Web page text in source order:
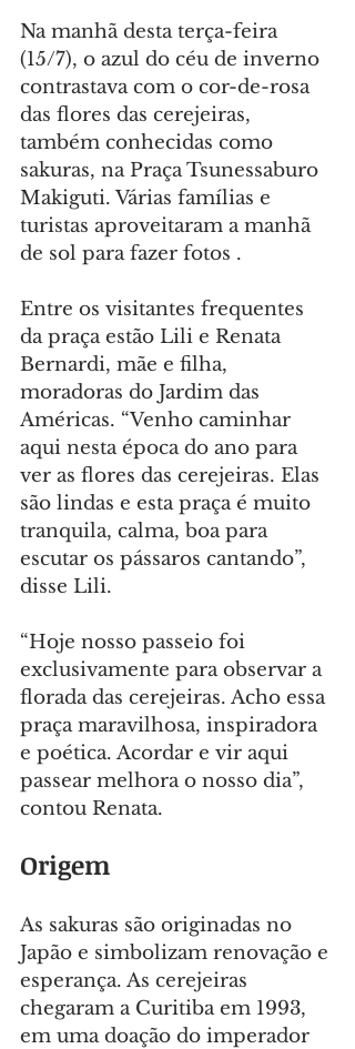
Na manhã desta terça-feira
(15/7), o azul do céu de inverno
contrastava com o cor-de-rosa
das flores das cerejeiras,
também conhecidas como
sakuras, na Praça Tsunessaburo
Makiguti. Várias famílias e
turistas aproveitaram a manhã
de sol para fazer fotos .
Entre os visitantes frequentes
da praça estão Lili e Renata
Bernardi, mãe e filha,
moradoras do Jardim das
Américas. “Venho caminhar
aqui nesta época do ano para
ver as flores das cerejeiras. Elas
são lindas e esta praça é muito
tranquila, calma, boa para
escutar os pássaros cantando”,
disse Lili.
“Hoje nosso passeio foi
exclusivamente para observar a
florada das cerejeiras. Acho essa
praça maravilhosa, inspiradora
e poética. Acordar e vir aqui
passear melhora o nosso dia”,
contou Renata.
Origem
As sakuras são originadas no
Japão e simbolizam renovação e
esperança. As cerejeiras
chegaram a Curitiba em 1993,
em uma doação do imperador